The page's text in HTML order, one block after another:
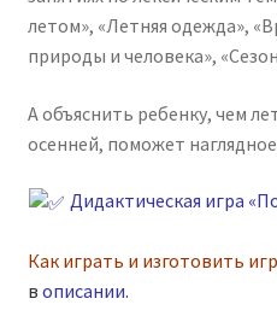
летом», «Летняя одежда»,
природы и человека»,
А объяснить ребенку, чем
осенней, поможет
Дидактическая игра
Как играть и изготовить
в описании.